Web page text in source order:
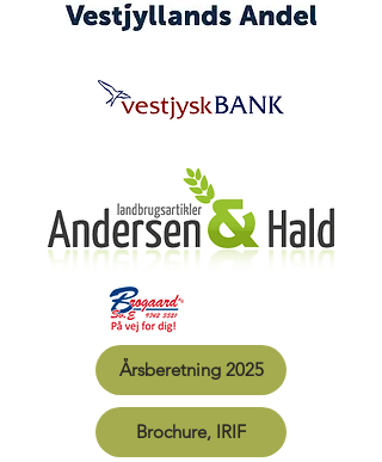
Årsberetning 2025
Brochure, IRIF